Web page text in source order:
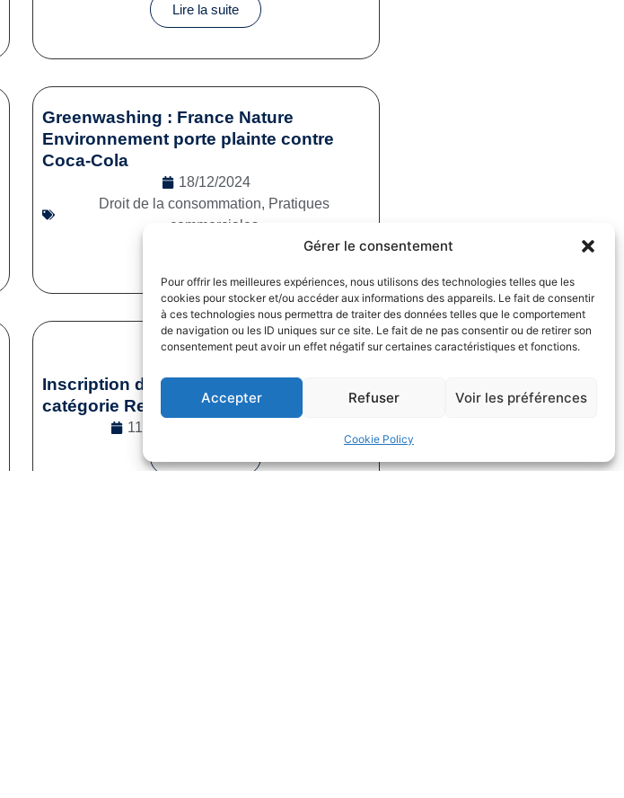
Gérer le consentement
Pour offrir les meilleures expériences, nous utilisons des technologies telles que les
cookies pour stocker et/ou accéder aux informations des appareils. Le fait de consentir
à ces technologies nous permettra de traiter des données telles que le comportement
de navigation ou les ID uniques sur ce site. Le fait de ne pas consentir ou de retirer son
consentement peut avoir un effet négatif sur certaines caractéristiques et fonctions.
Accepter Refuser Voir les préférences
Cookie Policy
Lire la suite
Greenwashing : France Nature
Environnement porte plainte contre
Coca-Cola
18/12/2024
Droit de la consommation, Pratiques
commerciales
Inscription des sportifs dans la
catégorie Reconversion
11/12/2024